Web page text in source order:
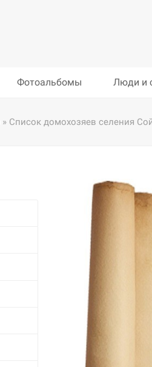
Фотоальбомы Люди и
» Список домохозяев селения